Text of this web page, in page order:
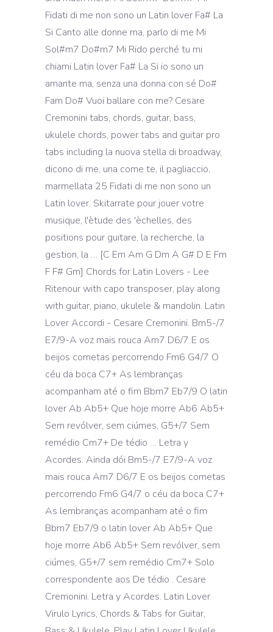
Fidati di me non sono un Latin lover Fa# La
Si Canto alle donne ma, parlo di me Mi
Sol#m7 Do#m7 Mi Rido perché tu mi
chiami Latin lover Fa# La Si io sono un
amante ma, senza una donna con sé Do#
Fam Do# Vuoi ballare con me? Cesare
Cremonini tabs, chords, guitar, bass,
ukulele chords, power tabs and guitar pro
tabs including la nuova stella di broadway,
dicono di me, una come te, il pagliaccio,
marmellata 25 Fidati di me non sono un
Latin lover. Skitarrate pour jouer votre
musique, l'ètude des 'èchelles, des
positions pour guitare, la recherche, la
gestion, la … [C Em Am G Dm A G# D E Fm
F F# Gm] Chords for Latin Lovers - Lee
Ritenour with capo transposer, play along
with guitar, piano, ukulele & mandolin. Latin
Lover Accordi - Cesare Cremonini. Bm5-/7
E7/9-A voz mais rouca Am7 D6/7 E os
beijos cometas percorrendo Fm6 G4/7 O
céu da boca C7+ As lembranças
acompanham até o fim Bbm7 Eb7/9 O latin
lover Ab Ab5+ Que hoje morre Ab6 Ab5+
Sem revólver, sem ciúmes, G5+/7 Sem
remédio Cm7+ De tédio … Letra y
Acordes. Ainda dói Bm5-/7 E7/9-A voz
mais rouca Am7 D6/7 E os beijos cometas
percorrendo Fm6 G4/7 o céu da boca C7+
As lembranças acompanham até o fim
Bbm7 Eb7/9 o latin lover Ab Ab5+ Que
hoje morre Ab6 Ab5+ Sem revólver, sem
ciúmes, G5+/7 sem remédio Cm7+ Solo
correspondente aos De tédio . Cesare
Cremonini. Letra y Acordes. Latin Lover
Virulo Lyrics, Chords & Tabs for Guitar,